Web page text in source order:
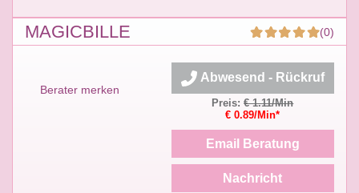
MAGICBILLE (0)
Berater merken
Abwesend - Rückruf
Preis:€ 1.11/Min
€ 0.89/Min*
Email Beratung
Nachricht